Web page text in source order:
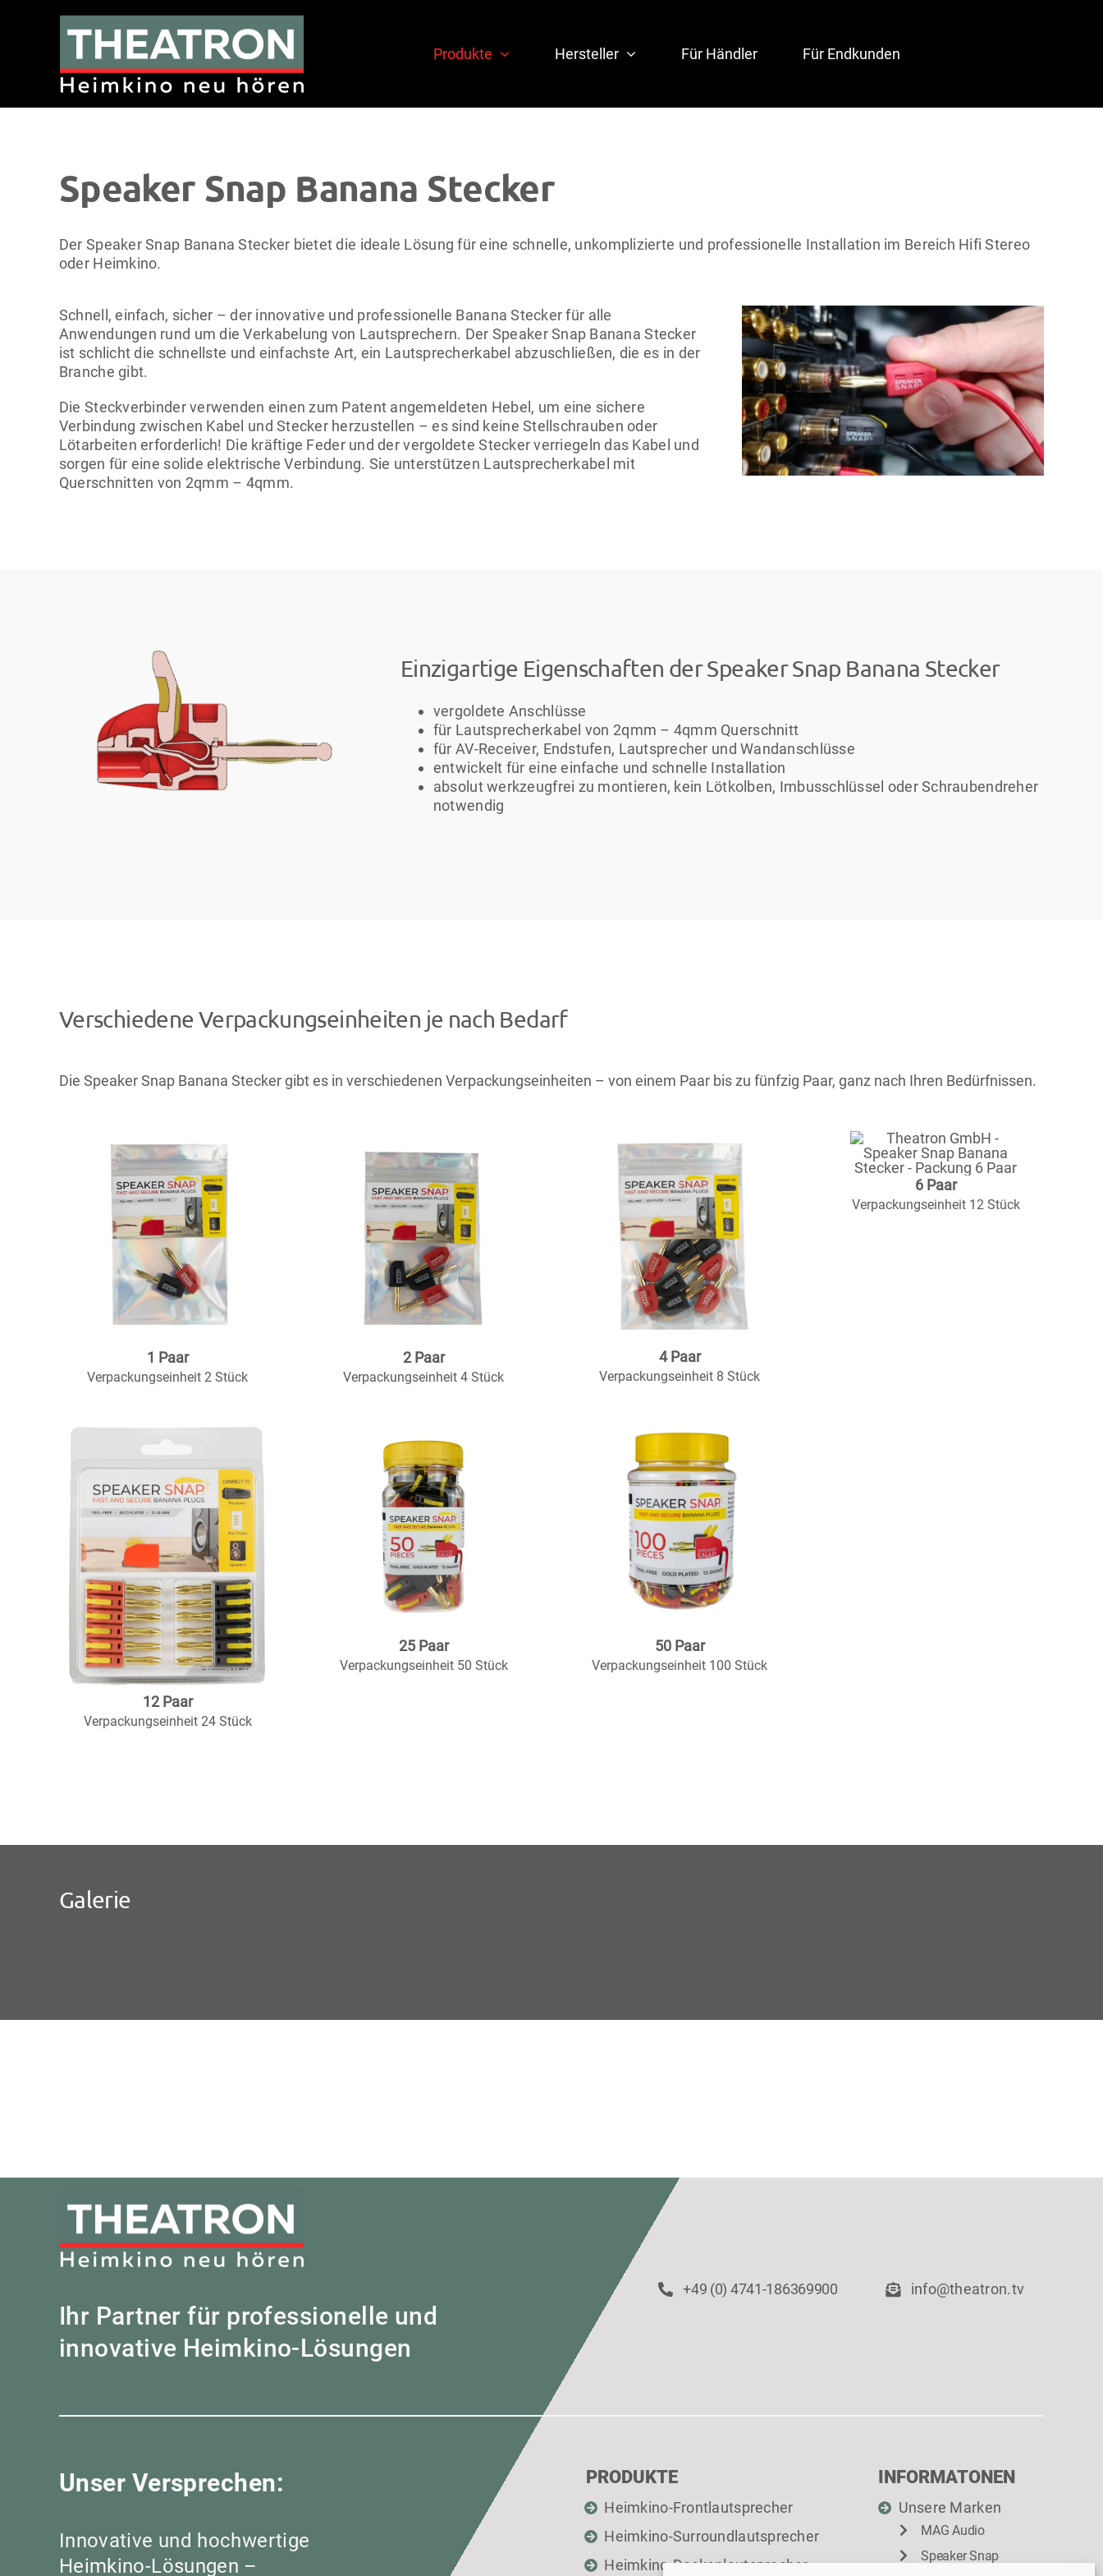
Produkte Hersteller Für Händler Für Endkunden
Speaker Snap Banana Stecker
Der Speaker Snap Banana Stecker bietet die ideale Lösung für eine schnelle, unkomplizierte und professionelle Installation im Bereich Hifi Stereo
oder Heimkino.
Schnell, einfach, sicher – der innovative und professionelle Banana Stecker für alle
Anwendungen rund um die Verkabelung von Lautsprechern. Der Speaker Snap Banana Stecker
ist schlicht die schnellste und einfachste Art, ein Lautsprecherkabel abzuschließen, die es in der
Branche gibt.
Die Steckverbinder verwenden einen zum Patent angemeldeten Hebel, um eine sichere
Verbindung zwischen Kabel und Stecker herzustellen – es sind keine Stellschrauben oder
Lötarbeiten erforderlich! Die kräftige Feder und der vergoldete Stecker verriegeln das Kabel und
sorgen für eine solide elektrische Verbindung. Sie unterstützen Lautsprecherkabel mit
Querschnitten von 2qmm – 4qmm.
Einzigartige Eigenschaften der Speaker Snap Banana Stecker
vergoldete Anschlüsse
für Lautsprecherkabel von 2qmm – 4qmm Querschnitt
für AV-Receiver, Endstufen, Lautsprecher und Wandanschlüsse
entwickelt für eine einfache und schnelle Installation
absolut werkzeugfrei zu montieren, kein Lötkolben, Imbusschlüssel oder Schraubendreher
notwendig
Verschiedene Verpackungseinheiten je nach Bedarf
Die Speaker Snap Banana Stecker gibt es in verschiedenen Verpackungseinheiten – von einem Paar bis zu fünfzig Paar, ganz nach Ihren Bedürfnissen.
1 Paar
Verpackungseinheit 2 Stück
2 Paar
Verpackungseinheit 4 Stück
4 Paar
Verpackungseinheit 8 Stück
6 Paar
Verpackungseinheit 12 Stück
12 Paar
Verpackungseinheit 24 Stück
25 Paar
Verpackungseinheit 50 Stück
50 Paar
Verpackungseinheit 100 Stück
Galerie
Ihr Partner für professionelle und
innovative Heimkino-Lösungen
+49 (0) 4741-186369900 info@theatron.tv
Unser Versprechen:
Innovative und hochwertige
Heimkino-Lösungen –
PRODUKTE
Heimkino-Frontlautsprecher
Heimkino-Surroundlautsprecher
Heimkino-Deckenlautsprecher
INFORMATONEN
Unsere Marken
MAG Audio
Speaker Snap